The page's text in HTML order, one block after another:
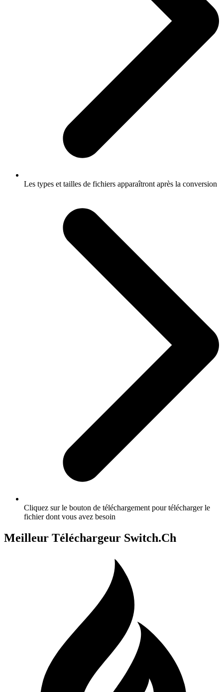
Les types et tailles de fichiers apparaîtront après la conversion
Cliquez sur le bouton de téléchargement pour télécharger le
fichier dont vous avez besoin
Meilleur Téléchargeur Switch.Ch